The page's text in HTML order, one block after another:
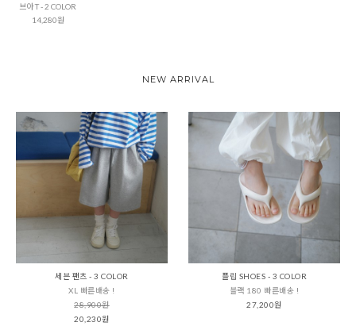
브아 T - 2 COLOR
14,280원
NEW ARRIVAL
세븐 팬츠 - 3 COLOR
XL 빠른배송 !
28,900원
20,230원
플립 SHOES - 3 COLOR
블랙 180 빠른배송 !
27,200원